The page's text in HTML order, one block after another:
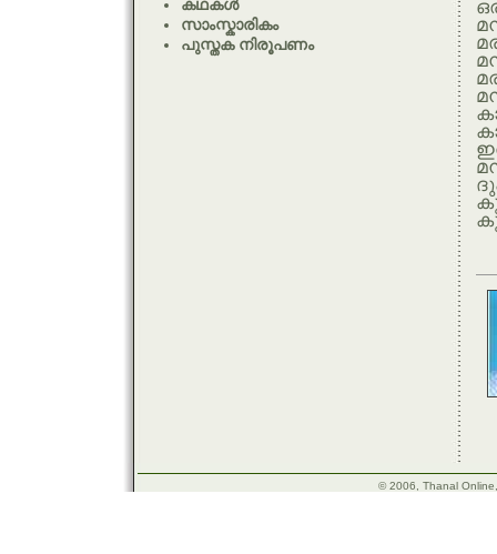
കഥകള്‍
സാംസ്കാരികം
പുസ്തക നിരൂപണം
© 2006, Thanal